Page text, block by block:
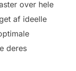
over hele
af ideelle
deres